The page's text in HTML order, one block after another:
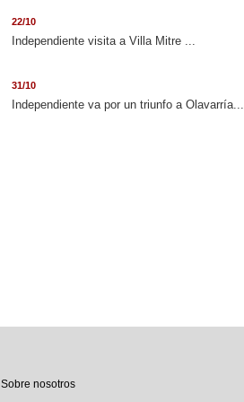
22/10
Independiente visita a Villa Mitre ...
31/10
Independiente va por un triunfo a Olavarría...
Sobre nosotros